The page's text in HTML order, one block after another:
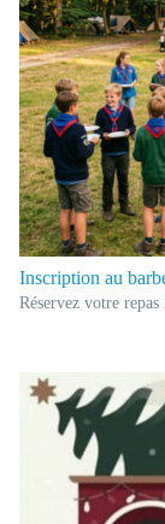
Inscription au
Réservez votre repas